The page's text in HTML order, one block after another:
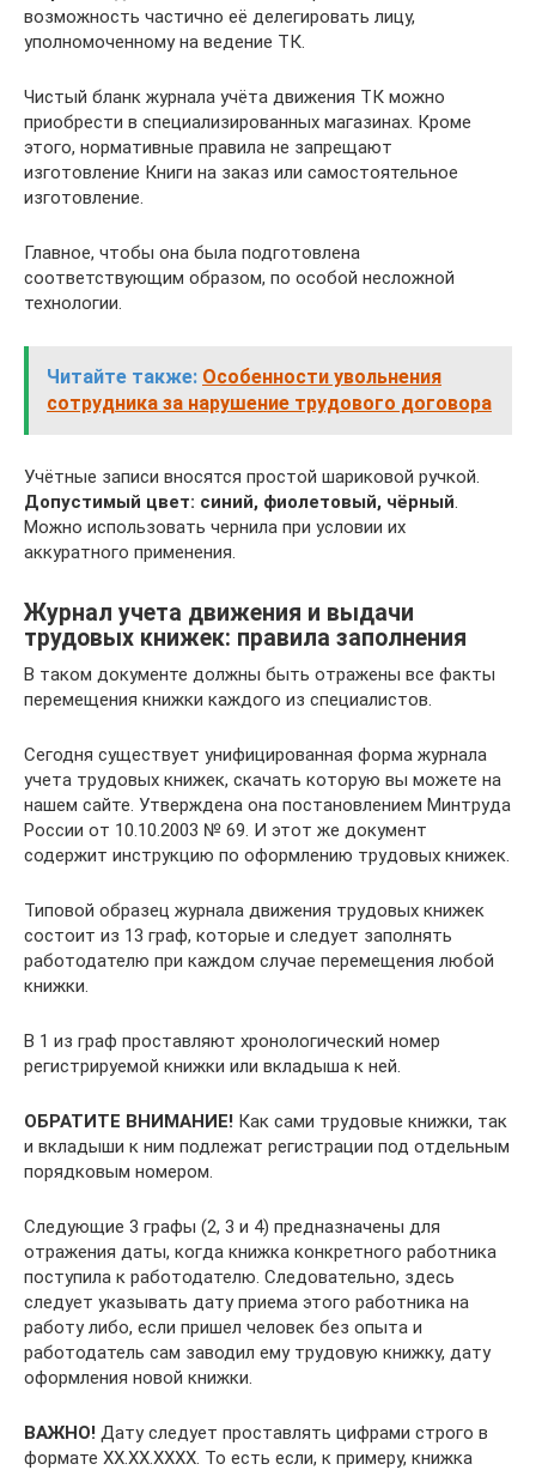
возможность частично её делегировать лицу,
уполномоченному на ведение ТК.
Чистый бланк журнала учёта движения ТК можно
приобрести в специализированных магазинах. Кроме
этого, нормативные правила не запрещают
изготовление Книги на заказ или самостоятельное
изготовление.
Главное, чтобы она была подготовлена
соответствующим образом, по особой несложной
технологии.
Читайте также: Особенности увольнения
сотрудника за нарушение трудового договора
Учётные записи вносятся простой шариковой ручкой.
Допустимый цвет: синий, фиолетовый, чёрный
Можно использовать чернила при условии их
аккуратного применения.
Журнал учета движения и выдачи
трудовых книжек: правила заполнения
В таком документе должны быть отражены все факты
перемещения книжки каждого из специалистов.
Сегодня существует унифицированная форма журнала
учета трудовых книжек, скачать которую вы можете на
нашем сайте. Утверждена она постановлением Минтруда
России от 10.10.2003 № 69. И этот же документ
содержит инструкцию по оформлению трудовых книжек.
Типовой образец журнала движения трудовых книжек
состоит из 13 граф, которые и следует заполнять
работодателю при каждом случае перемещения любой
книжки.
В 1 из граф проставляют хронологический номер
регистрируемой книжки или вкладыша к ней.
ОБРАТИТЕ ВНИМАНИЕ! Как сами трудовые книжки, так
и вкладыши к ним подлежат регистрации под отдельным
порядковым номером.
Следующие 3 графы (2, 3 и 4) предназначены для
отражения даты, когда книжка конкретного работника
поступила к работодателю. Следовательно, здесь
следует указывать дату приема этого работника на
работу либо, если пришел человек без опыта и
работодатель сам заводил ему трудовую книжку, дату
оформления новой книжки.
ВАЖНО! Дату следует проставлять цифрами строго в
формате XX.XX.XXXX. То есть если, к примеру, книжка